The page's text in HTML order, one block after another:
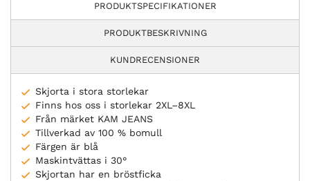
PRODUKTSPECIFIKATIONER
PRODUKTBESKRIVNING
KUNDRECENSIONER
Skjorta i stora storlekar
Finns hos oss i storlekar 2XL–8XL
Från märket KAM JEANS
Tillverkad av 100 % bomull
Färgen är blå
Maskintvättas i 30°
Skjortan har en bröstficka